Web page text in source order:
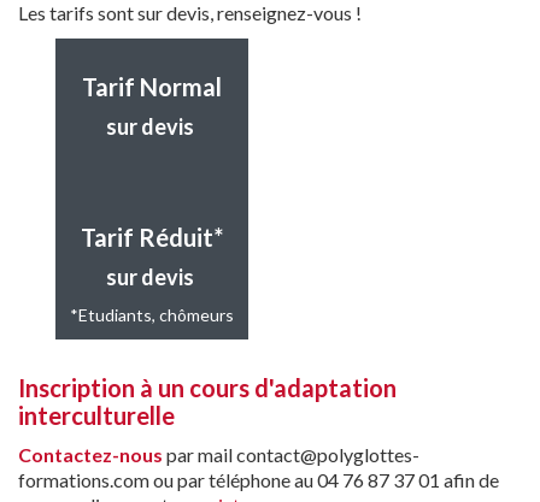
Les tarifs sont sur devis, renseignez-vous !
Tarif Normal
sur devis
Tarif Réduit*
sur devis
*Etudiants, chômeurs
Inscription à un cours d'adaptation
interculturelle
Contactez-nous par mail contact@polyglottes-
formations.com ou par téléphone au 04 76 87 37 01 afin de